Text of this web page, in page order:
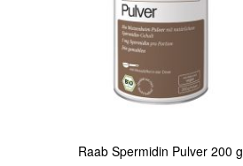
Raab Spermidin Pulver 200 g